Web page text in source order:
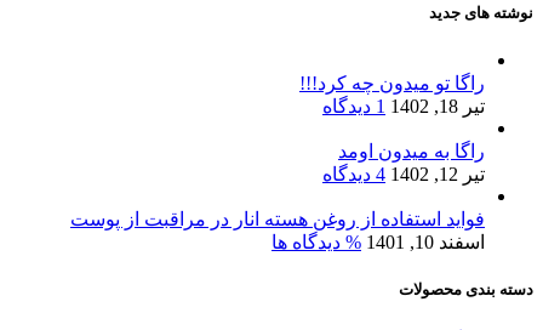
نوشته های جدید
راگا تو میدون چه کرد!!!
تیر 18, 1402
1 دیدگاه
راگا به میدون اومد
تیر 12, 1402
4 دیدگاه
فواید استفاده از روغن هسته انار در مراقبت از پوست
اسفند 10, 1401
% دیدگاه ها
دسته بندی محصولات